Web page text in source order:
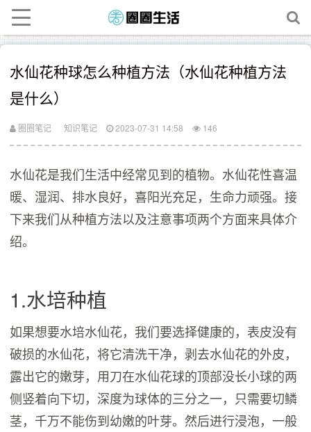
水仙花种球怎么种植方法（水仙花种植方法
是什么）
圈圈笔记 知识笔记 2023-07-31 14:58 146
水仙花是我们生活中经常见到的植物。水仙花性喜温
暖、湿润、排水良好，喜阳光充足，生命力顽强。接
下来我们从种植方法以及注意事项两个方面来具体介
绍。
1.水培种植
如果想要水培水仙花，我们要选择健康的，表皮没有
破损的水仙花，将它清洗干净，剥去水仙花的外皮，
露出它的嫩芽，用刀在水仙花球的顶部没长小球的两
侧竖着向下切，深度为球体的三分之一，只需要切鳞
茎，千万不能伤到幼嫩的叶芽。然后进行浸泡，一般